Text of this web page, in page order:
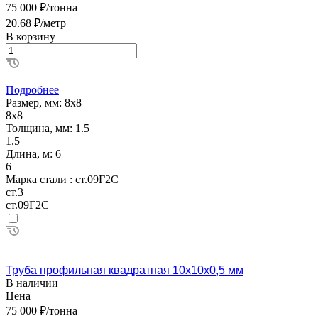
75 000 ₽/тонна
20.68 ₽/метр
В корзину
Подробнее
Размер, мм: 8х8
8х8
Толщина, мм: 1.5
1.5
Длина, м: 6
6
Марка стали : ст.09Г2С
ст.3
ст.09Г2С
Труба профильная квадратная 10х10х0,5 мм
В наличии
Цена
75 000 ₽/тонна